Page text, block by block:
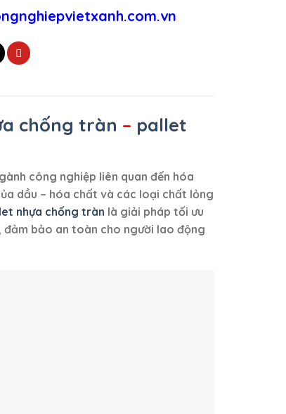
chống tràn – pallet
công nghiệp liên quan đến hóa
dầu – hóa chất và các loại chất lỏng
nhựa chống tràn là giải pháp tối ưu
đảm bảo an toàn cho người lao động